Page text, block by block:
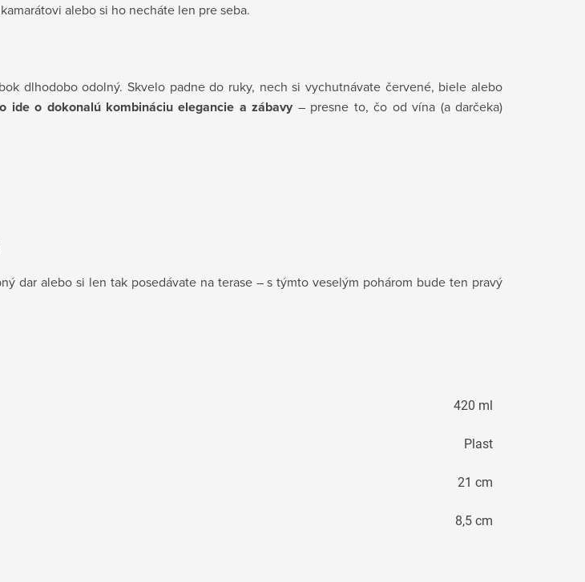
alebo si ho necháte len pre seba.
dlhodobo odolný. Skvelo padne do ruky, nech si vychutnávate červené, biele alebo
ide o dokonalú kombináciu elegancie a zábavy – presne to, čo od vína (a darčeka)
dar alebo si len tak posedávate na terase – s týmto veselým pohárom bude ten pravý
420 ml
Plast
21 cm
8,5 cm